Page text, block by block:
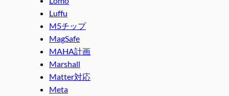
Luffu
M5チップ
MagSafe
MAHA計画
Marshall
Matter対応
Meta